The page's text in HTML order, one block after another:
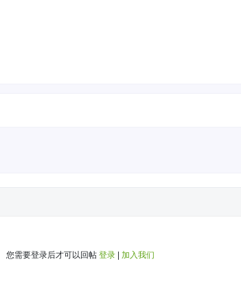
您需要登录后才可以回帖 登录 加入我们